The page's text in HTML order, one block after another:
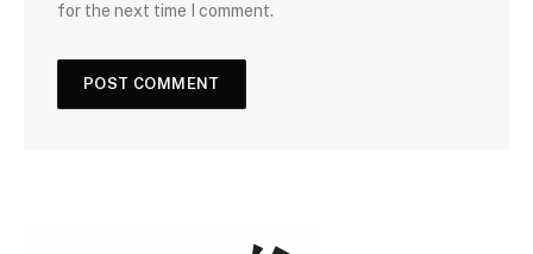
for the next time I comment.